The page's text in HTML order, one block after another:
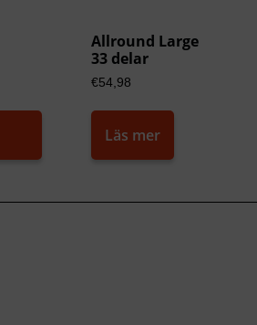
Allround Large
33 delar
€54,98
Läs mer